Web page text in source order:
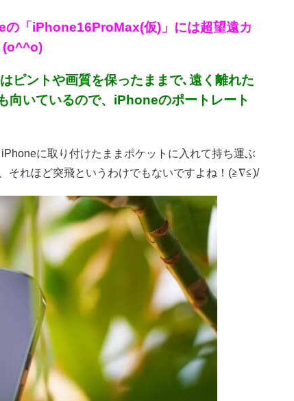
「iPhone16ProMax(仮)」には超望遠カ
(o^^o)
ピントや画質を保ったままで､遠く離れた
向いているので、iPhoneのポートレート
に取り付けたままポケットに入れて持ち運ぶ
それほど突飛というわけでもないですよね！(≧∇≦)/